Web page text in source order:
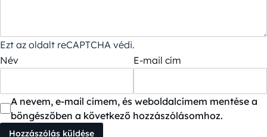
Ezt az oldalt reCAPTCHA védi.
Név
E-mail cím
A nevem, e-mail címem, és weboldalcímem mentése a
böngészőben a következő hozzászólásomhoz.